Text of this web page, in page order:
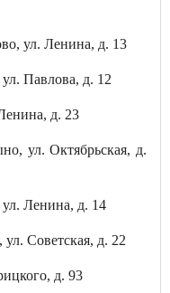
ул. Ленина, д. 13
Павлова, д. 12
д. 23
ул. Октябрьская, д.
Ленина, д. 14
Советская, д. 22
д. 93